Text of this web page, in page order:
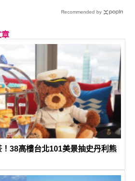
Recommended by
章
38高樓台北101美景抽史丹利熊